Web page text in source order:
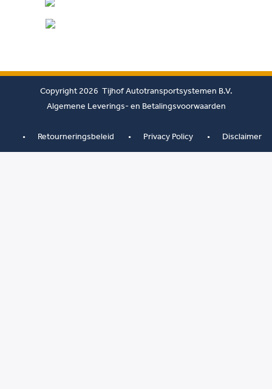
Copyright 2026 Tijhof Autotransportsystemen B.V.
Algemene Leverings- en Betalingsvoorwaarden
Retourneringsbeleid Privacy Policy Disclaimer